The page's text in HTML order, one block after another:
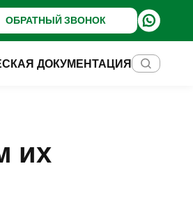
ОБРАТНЫЙ ЗВОНОК
ДОКУМЕНТАЦИЯ
их